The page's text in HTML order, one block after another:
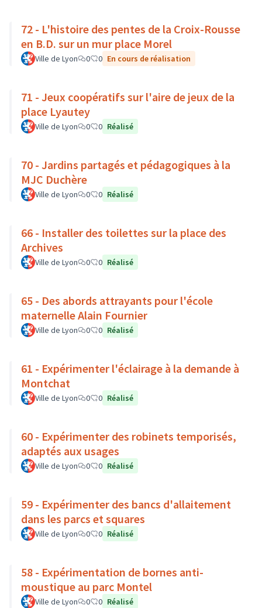
72 - L'histoire des pentes de la Croix-Rousse
en B.D. sur un mur place Morel
Ville de Lyon 0 0 En cours de réalisation
71 - Jeux coopératifs sur l'aire de jeux de la
place Lyautey
Ville de Lyon 0 0 Réalisé
70 - Jardins partagés et pédagogiques à la
MJC Duchère
Ville de Lyon 0 0 Réalisé
66 - Installer des toilettes sur la place des
Archives
Ville de Lyon 0 0 Réalisé
65 - Des abords attrayants pour l'école
maternelle Alain Fournier
Ville de Lyon 0 0 Réalisé
61 - Expérimenter l'éclairage à la demande à
Montchat
Ville de Lyon 0 0 Réalisé
60 - Expérimenter des robinets temporisés,
adaptés aux usages
Ville de Lyon 0 0 Réalisé
59 - Expérimenter des bancs d'allaitement
dans les parcs et squares
Ville de Lyon 0 0 Réalisé
58 - Expérimentation de bornes anti-
moustique au parc Montel
Ville de Lyon 0 0 Réalisé